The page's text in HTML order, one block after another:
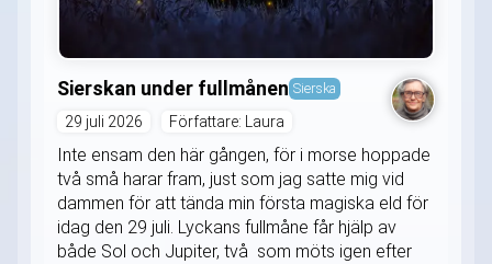
Sierskan under fullmånen Sierska
29 juli 2026 Författare: Laura
Inte ensam den här gången, för i morse hoppade
två små harar fram, just som jag satte mig vid
dammen för att tända min första magiska eld för
idag den 29 juli. Lyckans fullmåne får hjälp av
både Sol och Jupiter, två som möts igen efter